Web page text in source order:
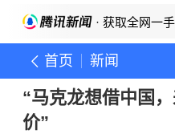
· 获取全网一
首页 新闻
“马克龙想借中国
价”